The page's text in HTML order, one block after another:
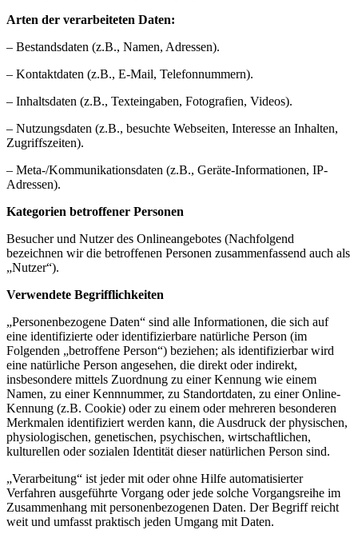
Arten der verarbeiteten Daten:
– Bestandsdaten (z.B., Namen, Adressen).
– Kontaktdaten (z.B., E-Mail, Telefonnummern).
– Inhaltsdaten (z.B., Texteingaben, Fotografien, Videos).
– Nutzungsdaten (z.B., besuchte Webseiten, Interesse an Inhalten,
Zugriffszeiten).
– Meta-/Kommunikationsdaten (z.B., Geräte-Informationen, IP-
Adressen).
Kategorien betroffener Personen
Besucher und Nutzer des Onlineangebotes (Nachfolgend
bezeichnen wir die betroffenen Personen zusammenfassend auch als
„Nutzer“).
Verwendete Begrifflichkeiten
„Personenbezogene Daten“ sind alle Informationen, die sich auf
eine identifizierte oder identifizierbare natürliche Person (im
Folgenden „betroffene Person“) beziehen; als identifizierbar wird
eine natürliche Person angesehen, die direkt oder indirekt,
insbesondere mittels Zuordnung zu einer Kennung wie einem
Namen, zu einer Kennnummer, zu Standortdaten, zu einer Online-
Kennung (z.B. Cookie) oder zu einem oder mehreren besonderen
Merkmalen identifiziert werden kann, die Ausdruck der physischen,
physiologischen, genetischen, psychischen, wirtschaftlichen,
kulturellen oder sozialen Identität dieser natürlichen Person sind.
„Verarbeitung“ ist jeder mit oder ohne Hilfe automatisierter
Verfahren ausgeführte Vorgang oder jede solche Vorgangsreihe im
Zusammenhang mit personenbezogenen Daten. Der Begriff reicht
weit und umfasst praktisch jeden Umgang mit Daten.